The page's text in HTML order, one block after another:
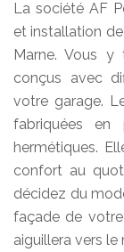
La société AF
et installation
Marne. Vous
conçus avec
votre garage.
fabriquées en
hermétiques.
confort au
décidez du
façade de
aiguillera vers